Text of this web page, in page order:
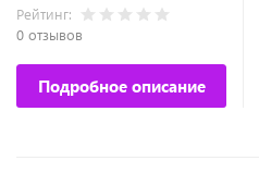
Рейтинг:
0 отзывов
Подробное описание